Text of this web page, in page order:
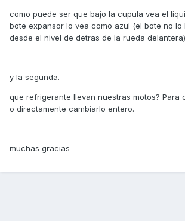
como puede ser que bajo la cupula vea el
bote expansor lo vea como azul (el bote no lo
desde el nivel de detras de la rueda delantera)
y la segunda.
que refrigerante llevan nuestras motos? Para
o directamente cambiarlo entero.
muchas gracias